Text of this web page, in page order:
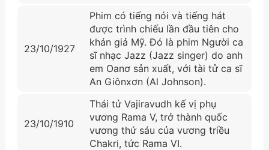
23/10/1927
Phim có tiếng nói và tiếng hát
được trình chiếu lần đầu tiên cho
khán giả Mỹ. Đó là phim Người ca
sĩ nhạc Jazz (Jazz singer) do anh
em Oanơ sản xuất, với tài tử ca sĩ
An Giônxơn (Al Johnson).
23/10/1910
Thái tử Vajiravudh kế vị phụ
vương Rama V, trở thành quốc
vương thứ sáu của vương triều
Chakri, tức Rama VI.